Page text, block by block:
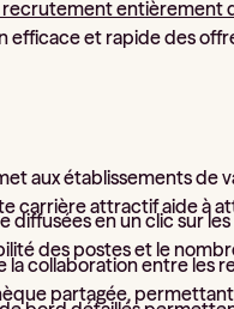
entièrement
et rapide des
aux établissements de
carrière attractif aide à
diffusées en un clic sur
des postes et le
la collaboration entre les
partagée,